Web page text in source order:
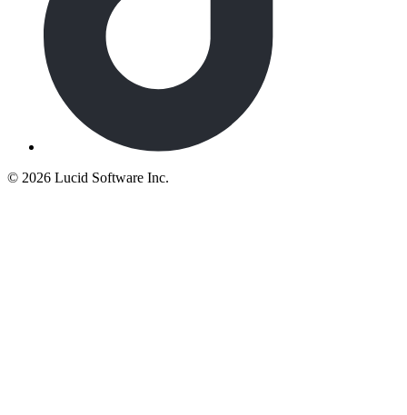
© 2026 Lucid Software Inc.